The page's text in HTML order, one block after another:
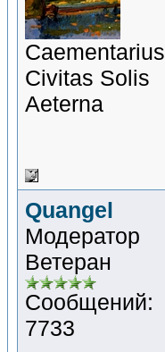
Сaementarius
Civitas Solis
Aeterna
Quangel
Модератор
Ветеран
Сообщений:
7733